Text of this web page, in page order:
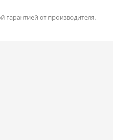
гарантией от производителя.